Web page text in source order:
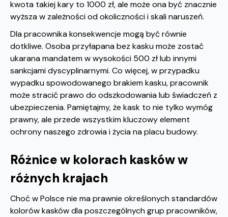
kwota takiej kary to 1000 zł, ale może ona być znacznie
wyższa w zależności od okoliczności i skali naruszeń.
Dla pracownika konsekwencje mogą być równie
dotkliwe. Osoba przyłapana bez kasku może zostać
ukarana mandatem w wysokości 500 zł lub innymi
sankcjami dyscyplinarnymi. Co więcej, w przypadku
wypadku spowodowanego brakiem kasku, pracownik
może stracić prawo do odszkodowania lub świadczeń z
ubezpieczenia. Pamiętajmy, że kask to nie tylko wymóg
prawny, ale przede wszystkim kluczowy element
ochrony naszego zdrowia i życia na placu budowy.
Różnice w kolorach kasków w
różnych krajach
Choć w Polsce nie ma prawnie określonych standardów
kolorów kasków dla poszczególnych grup pracowników,